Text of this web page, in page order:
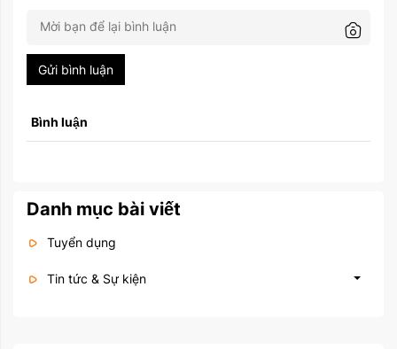
Gửi bình luận
Bình luận
Danh mục bài viết
Tuyển dụng
Tin tức & Sự kiện